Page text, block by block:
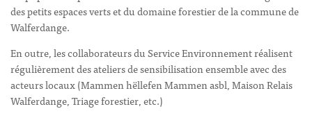
des petits espaces verts et du domaine forestier de la commune de
Walferdange.
En outre, les collaborateurs du Service Environnement réalisent
régulièrement des ateliers de sensibilisation ensemble avec des
acteurs locaux (Mammen hëllefen Mammen asbl, Maison Relais
Walferdange, Triage forestier, etc.)